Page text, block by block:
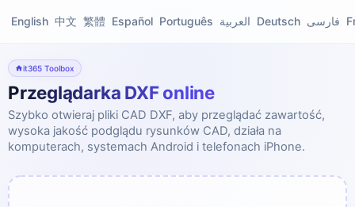
English 中文 繁體 Español Português العربية Deutsch فارسی
it365 Toolbox
Przeglądarka DXF online
Szybko otwieraj pliki CAD DXF, aby przeglądać zawartość,
wysoka jakość podglądu rysunków CAD, działa na
komputerach, systemach Android i telefonach iPhone.